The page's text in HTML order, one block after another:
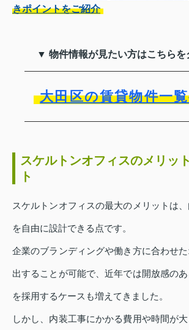
きポイントをご紹介
▼ 物件情報が見たい方はこちら
大田区の賃貸物件一
スケルトンオフィスのメリッ
ト
スケルトンオフィスの最大のメリットは
を自由に設計できる点です。
企業のブランディングや働き方に合わせ
出することが可能で、近年では開放感の
を採用するケースも増えてきました。
しかし、内装工事にかかる費用や時間が